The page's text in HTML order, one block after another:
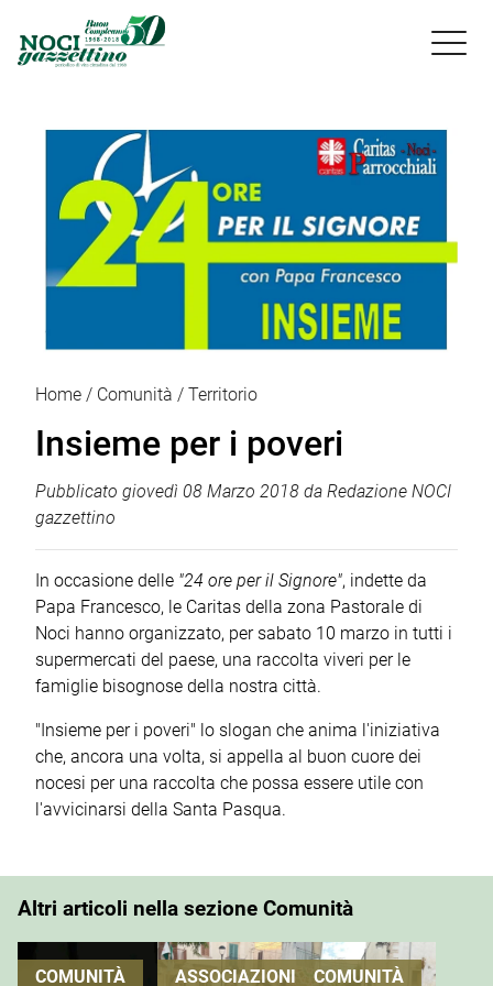

Home Comunità Territorio
Insieme per i poveri
Pubblicato giovedì 08 Marzo 2018 da Redazione NOCI
gazzettino
In occasione delle "24 ore per il Signore", indette da
Papa Francesco, le Caritas della zona Pastorale di
Noci hanno organizzato, per sabato 10 marzo in tutti i
supermercati del paese, una raccolta viveri per le
famiglie bisognose della nostra città.
"Insieme per i poveri" lo slogan che anima l'iniziativa
che, ancora una volta, si appella al buon cuore dei
nocesi per una raccolta che possa essere utile con
l'avvicinarsi della Santa Pasqua.
Altri articoli nella sezione Comunità
COMUNITÀ ASSOCIAZIONI COMUNITÀ